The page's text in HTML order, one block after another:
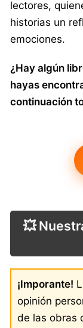
lectores,
historias un
emociones.
¿Hay algún
hayas
continuación
💥
¡Imporante!
opinión
de las obras